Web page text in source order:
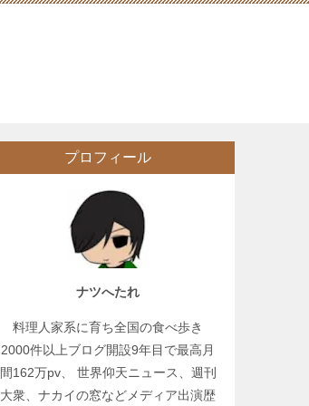
プロフィール
ナツへたれ
料理人家系に育ち全国の食べ歩き
2000件以上ブログ開設9年目で最高月
間162万pv、 世界仰天ニュース、週刊
大衆、ナカイの窓などメディア出演歴